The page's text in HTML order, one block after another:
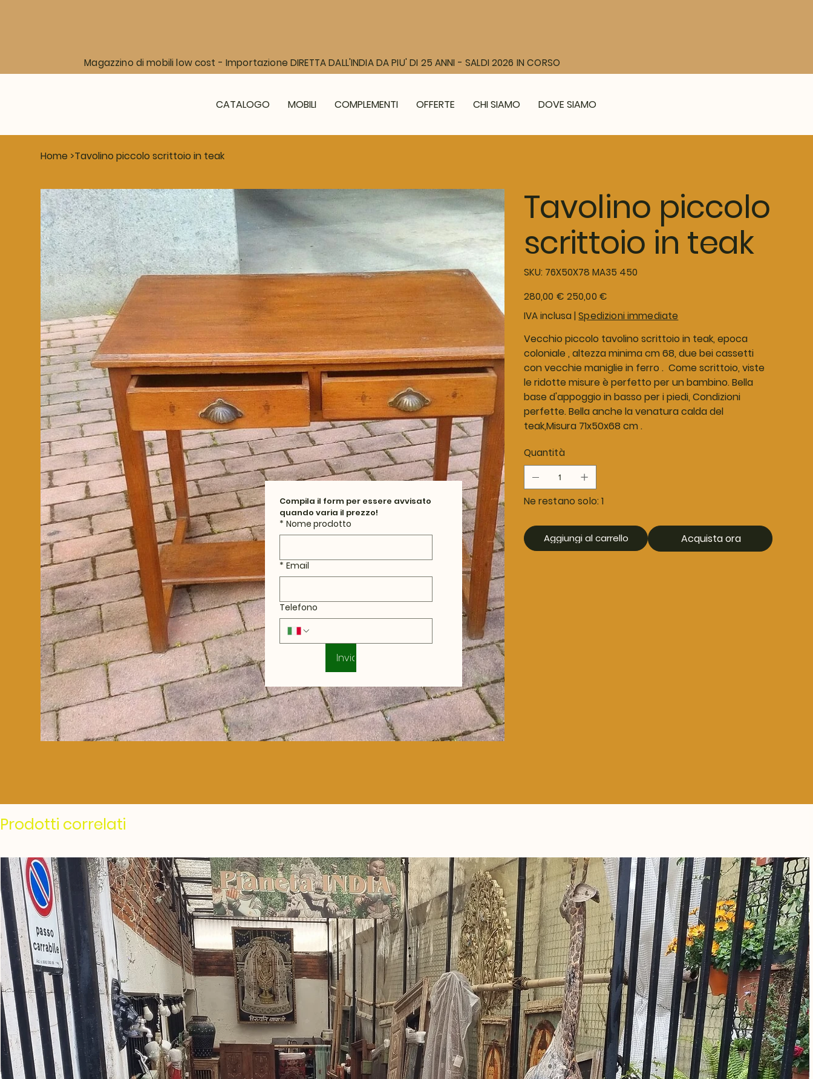
CATALOGO MOBILI COMPLEMENTI OFFERTE CHI SIAMO DOVE SIAMO
Home >Tavolino piccolo scrittoio in teak
Tavolino piccolo
scrittoio in teak
SKU: SKU
76X50X78
76X50X78 MA35 450
Prezzo
originale
280,00 € Prezzo
scontato
250,00 €
IVA inclusa | Spedizioni immediate
Vecchio piccolo tavolino scrittoio in teak, epoca
coloniale , altezza minima cm 68, due bei cassetti
con vecchie maniglie in ferro . Come scrittoio, viste
le ridotte misure è perfetto per un bambino. Bella
base d'appoggio in basso per i piedi, Condizioni
perfette. Bella anche la venatura calda del
teak,Misura 71x50x68 cm .
Quantità
Ne restano solo: 1
Aggiungi al carrello Acquista ora
Compila il form per essere avvisato
quando varia il prezzo!
* Nome prodotto
* Email
Telefono
Invia
Prodotti correlati
Magazzino di mobili low cost - Importazione DIRETTA DALL'INDIA DA PIU' DI 25 ANNI - SALDI 2026 IN CORSO